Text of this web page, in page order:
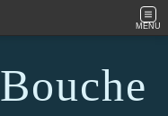
MENU